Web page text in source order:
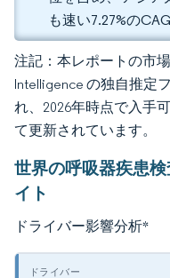
も速い7.27%の
注記：本レポートの市
Intelligence の独自推定
れ、2026年時点で入手
て更新されています。
世界の呼吸器疾患
イト
ドライバー影響分析*